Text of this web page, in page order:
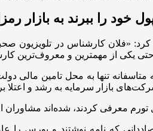
خود را ببرند به بازار
کرد: «فلان کارشناس در
یکی از مهمترین و معروف‌ترین
بازار سرمایه به رشد و
با بیان اینکه «آن ۲۵ اقتصاددانی که